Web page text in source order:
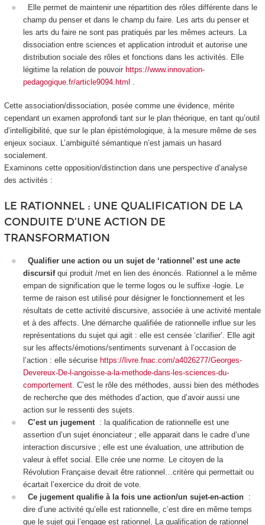
Elle permet de maintenir une répartition des rôles différente dans le
champ du penser et dans le champ du faire . Les arts du penser et
les arts du faire ne sont pas pratiqués par les mêmes acteurs. La
dissociation entre sciences et application introduit et autorise une
distribution sociale des rôles et fonctions dans les activités. Elle
légitime la relation de pouvoir https://www.innovation-
pedagogique.fr/article9094.html
Cette association/dissociation, posée comme une évidence, mérite
cependant un examen approfondi tant sur le plan théorique, en tant qu’outil
d’intelligibilité, que sur le plan épistémologique, à la mesure même de ses
enjeux sociaux. L’ambiguïté sémantique n’est jamais un hasard
socialement.
Examinons cette opposition/distinction dans une perspective d’analyse
des activités :
LE RATIONNEL : UNE QUALIFICATION DE LA
CONDUITE D’UNE ACTION DE
TRANSFORMATION
Qualifier une action ou un sujet de ‘rationnel’ est une acte
discursif qui produit /met en lien des énoncés. Rationnel a le même
empan de signification que le terme logos ou le suffixe -logie. Le
terme de raison est utilisé pour désigner le fonctionnement et les
résultats de cette activité discursive, associée à une activité mentale
et à des affects. Une démarche qualifiée de rationnelle influe sur les
représentations du sujet qui agit : elle est censée ‘clarifier’. Elle agit
sur les affects/émotions/sentiments survenant à l’occasion de
l’action : elle sécurise https://livre.fnac.com/a4026277/Georges-
Devereux-De-l-angoisse-a-la-methode-dans-les-sciences-du-
comportement . C’est le rôle des méthodes , aussi bien des méthodes
de recherche que des méthodes d’action, que d’avoir aussi une
action sur le ressenti des sujets.
C’est un jugement : la qualification de rationnelle est une
assertion d’un sujet énonciateur ; elle apparait dans le cadre d’une
interaction discursive ; elle est une évaluation, une attribution de
valeur à effet social. Elle crée une norme. Le citoyen de la
Révolution Française devait être rationnel…critère qui permettait ou
écartait l’exercice du droit de vote.
Ce jugement qualifie à la fois une action/un sujet-en-action :
dire d’une activité qu’elle est rationnelle, c’est dire en même temps
que le sujet qui l’engage est rationnel. La qualification de rationnel